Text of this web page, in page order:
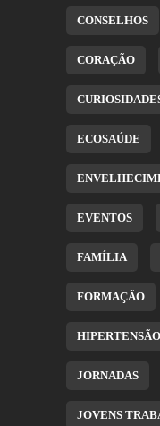
CONSELHOS
CORAÇÃO
ECOSAÚDE
EVENTOS
FAMÍLIA
FORMAÇÃO
HIPERTENSÃO
JORNADAS
JOVENS